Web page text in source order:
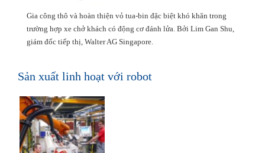
Gia công thô và hoàn thiện vỏ tua-bin đặc biệt khó khăn trong
trường hợp xe chở khách có động cơ đánh lửa. Bởi Lim Gan Shu,
giám đốc tiếp thị, Walter AG Singapore.
Sản xuất linh hoạt với robot